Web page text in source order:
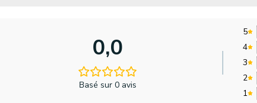
0,0
Basé sur 0 avis
5
4
3
2
1